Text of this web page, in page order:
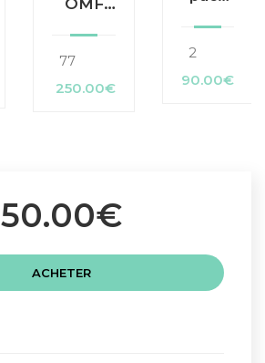
77
250.00€
2
90.00€
50.00€
ACHETER